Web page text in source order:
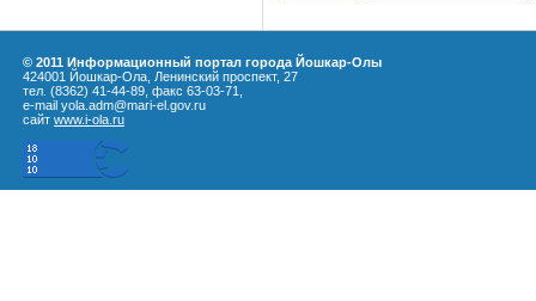
© 2011 Информационный портал города Йошкар-Олы
424001 Йошкар-Ола, Ленинский проспект, 27
тел. (8362) 41-44-89, факс 63-03-71,
e-mail yola.adm@mari-el.gov.ru
сайт www.i-ola.ru